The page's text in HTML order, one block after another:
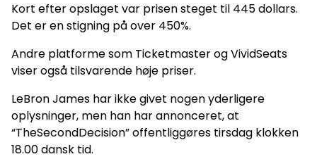
Kort efter opslaget var prisen steget til 445 dollars.
Det er en stigning på over 450%.
Andre platforme som Ticketmaster og VividSeats
viser også tilsvarende høje priser.
LeBron James har ikke givet nogen yderligere
oplysninger, men han har annonceret, at
“TheSecondDecision” offentliggøres tirsdag klokken
18.00 dansk tid.